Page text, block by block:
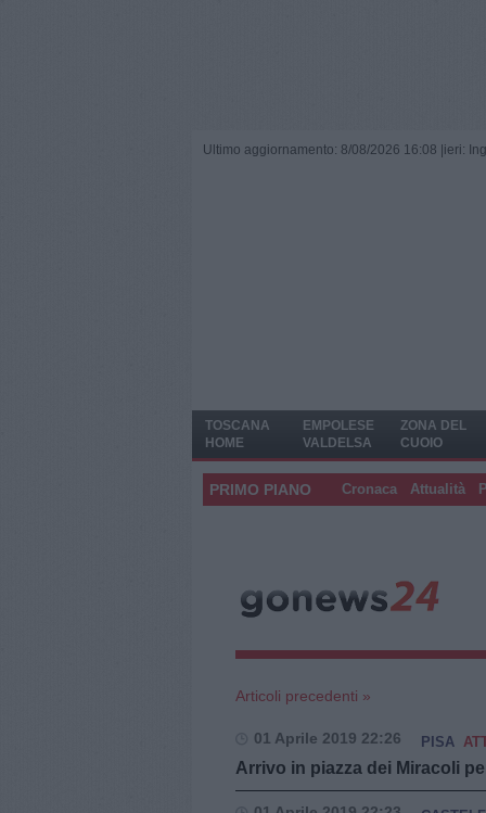
Ultimo aggiornamento: 8/08/2026 16:08 | ieri:
TOSCANA
HOME
EMPOLESE
VALDELSA
ZONA DEL
CUOIO
PRIMO PIANO Cronaca Attualità
Articoli precedenti »
01 Aprile 2019 22:26 PISA
Arrivo in piazza dei Miracoli